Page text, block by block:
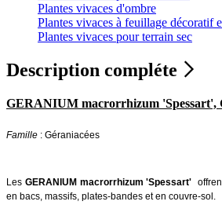
Plantes vivaces d'ombre
Plantes vivaces à feuillage décoratif
Plantes vivaces pour terrain sec
Description compléte
GERANIUM macrorrhizum 'Spessart',
Famille : Géraniacées
Les GERANIUM macrorrhizum 'Spessart'
en bacs, massifs, plates-bandes et en couvre-sol.